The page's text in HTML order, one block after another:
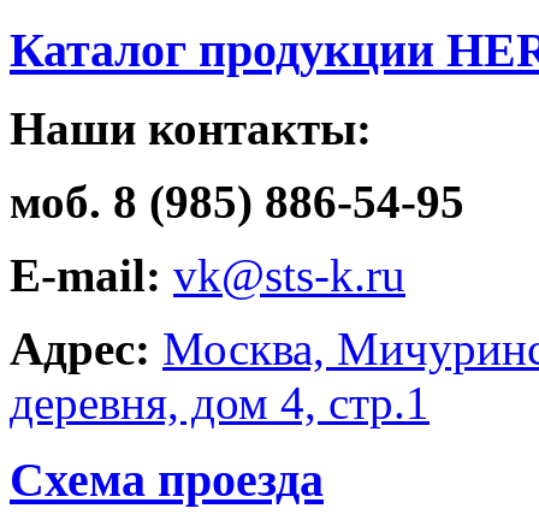
Каталог продукции
Наши контакты:
моб. 8 (985) 886-54-95
E-mail: vk@sts-k.ru
Адрес: Москва,
деревня, дом 4, стр.1
Схема проезда